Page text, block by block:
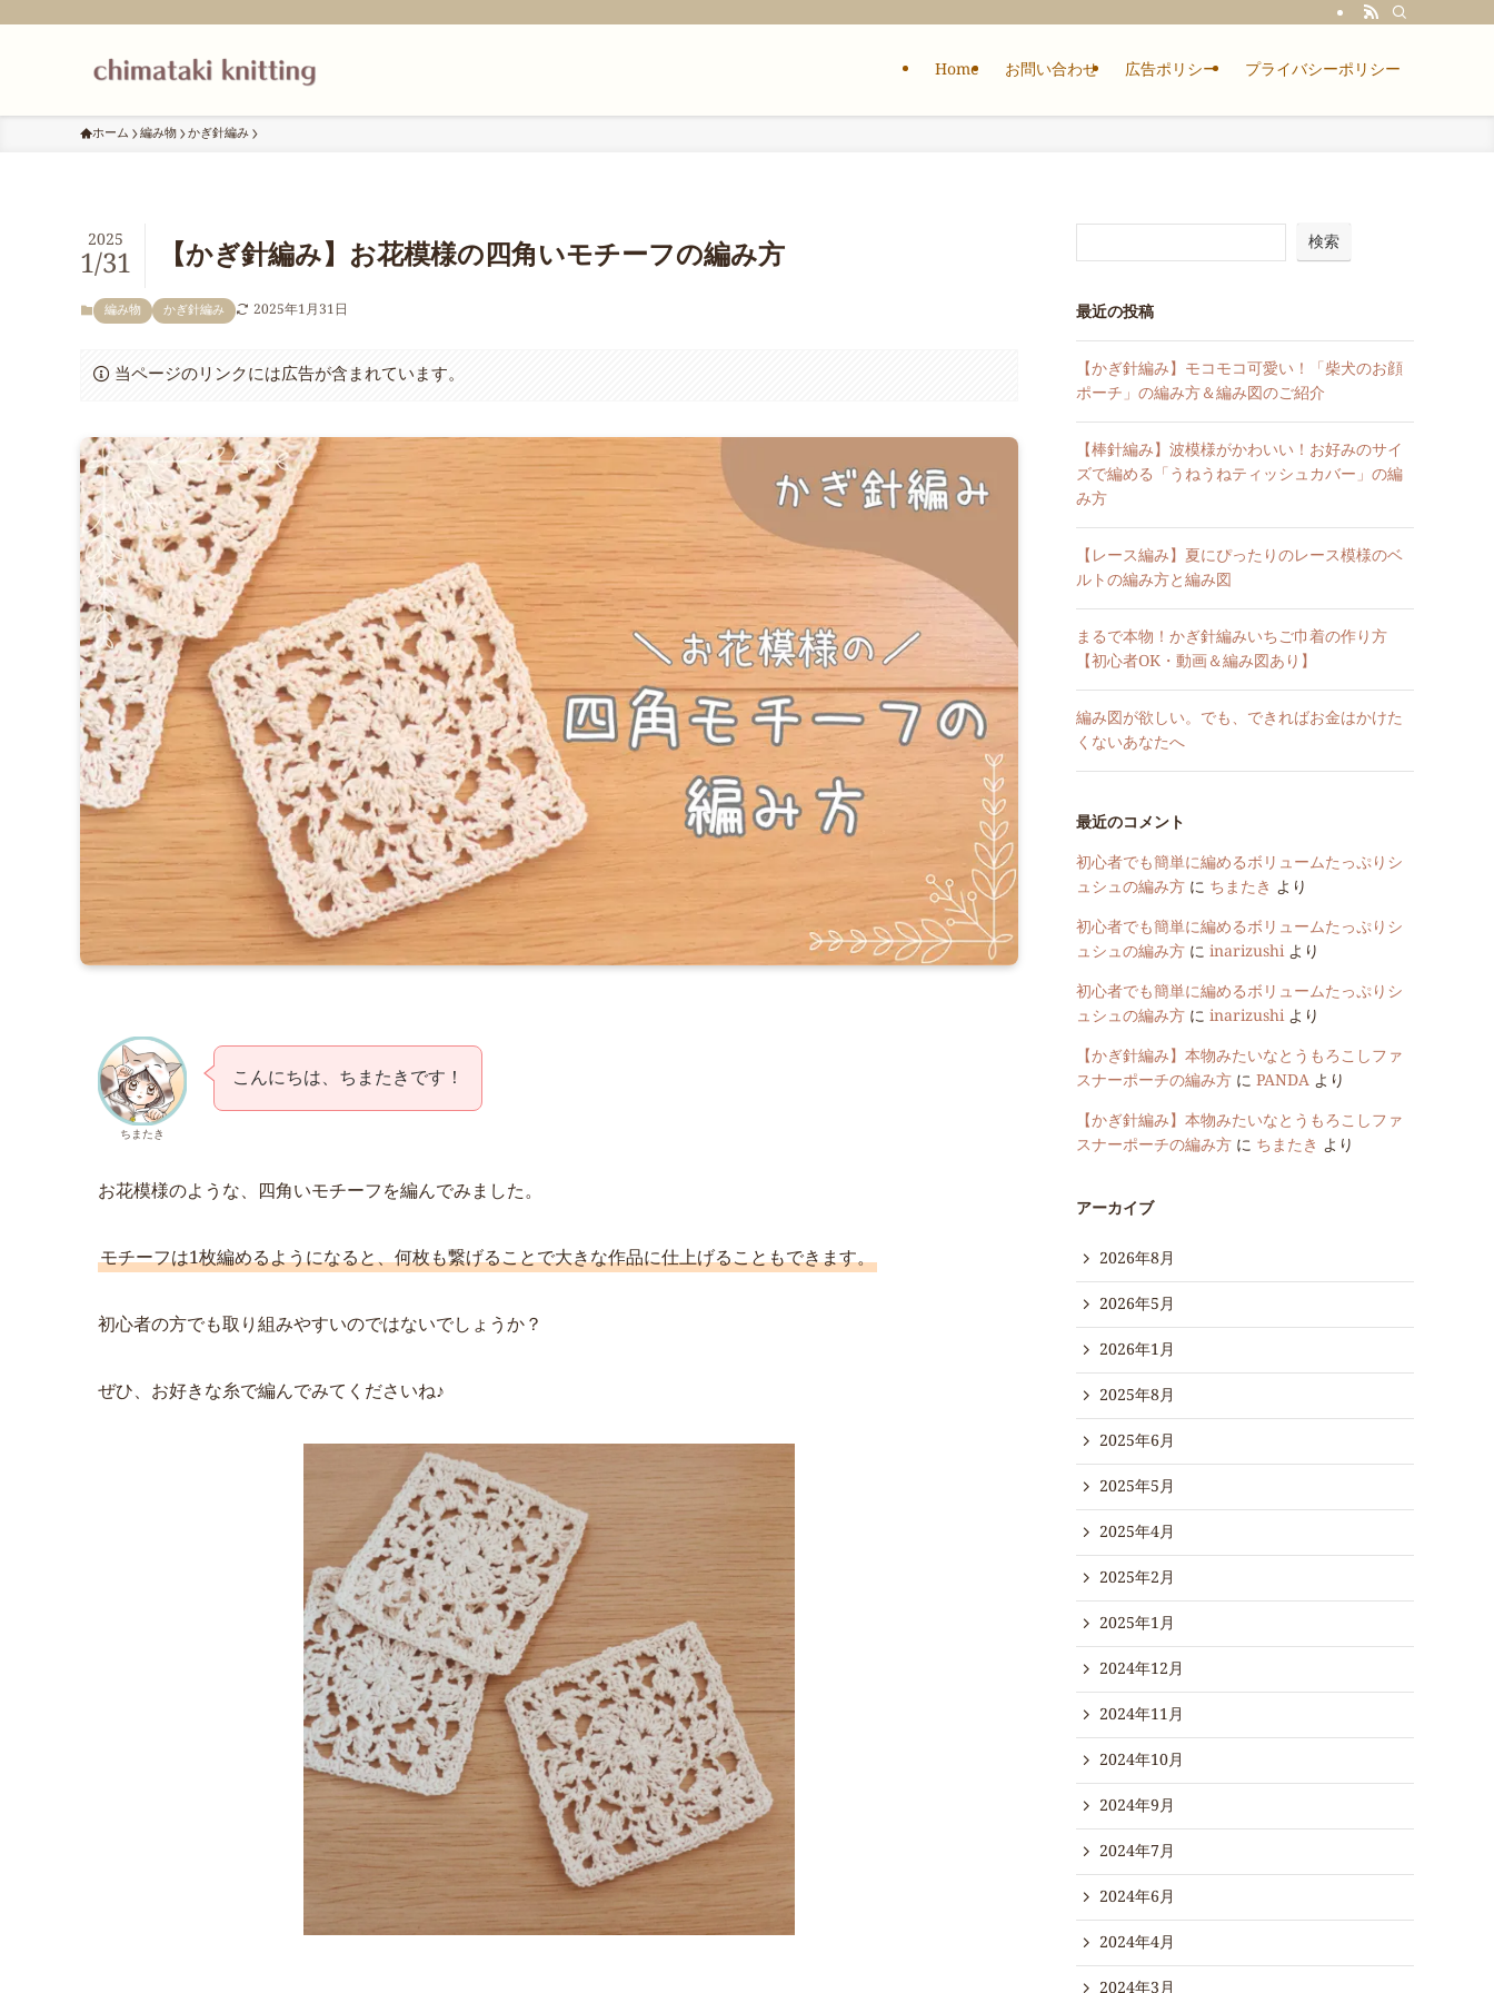
Home お問い合わせ 広告ポリシー プライバシーポリシー
ホーム 編み物 かぎ針編み
【かぎ針編み】お花模様の四角いモチーフの編み方
2025
1/31
編み物 かぎ針編み 2025年1月31日
当ページのリンクには広告が含まれています。
ちまたき
こんにちは、ちまたきです！
お花模様のような、四角いモチーフを編んでみました。
モチーフは1枚編めるようになると、何枚も繋げることで大きな作品に仕上げることもできます。
初心者の方でも取り組みやすいのではないでしょうか？
ぜひ、お好きな糸で編んでみてくださいね♪
検索
最近の投稿
【かぎ針編み】モコモコ可愛い！「柴犬のお顔
ポーチ」の編み方＆編み図のご紹介
【棒針編み】波模様がかわいい！お好みのサイ
ズで編める「うねうねティッシュカバー」の編
み方
【レース編み】夏にぴったりのレース模様のベ
ルトの編み方と編み図
まるで本物！かぎ針編みいちご巾着の作り方
【初心者OK・動画＆編み図あり】
編み図が欲しい。でも、できればお金はかけた
くないあなたへ
最近のコメント
初心者でも簡単に編めるボリュームたっぷりシ
ュシュの編み方 に ちまたき より
初心者でも簡単に編めるボリュームたっぷりシ
ュシュの編み方 に inarizushiより
初心者でも簡単に編めるボリュームたっぷりシ
ュシュの編み方 に inarizushiより
【かぎ針編み】本物みたいなとうもろこしファ
スナーポーチの編み方 に PANDA より
【かぎ針編み】本物みたいなとうもろこしファ
スナーポーチの編み方 に ちまたき より
アーカイブ
2026年8月
2026年5月
2026年1月
2025年8月
2025年6月
2025年5月
2025年4月
2025年2月
2025年1月
2024年12月
2024年11月
2024年10月
2024年9月
2024年7月
2024年6月
2024年4月
2024年3月